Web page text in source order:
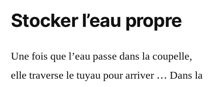
Stocker l’eau propre
Une fois que l’eau passe dans la coupelle,
elle traverse le tuyau pour arriver … Dans la